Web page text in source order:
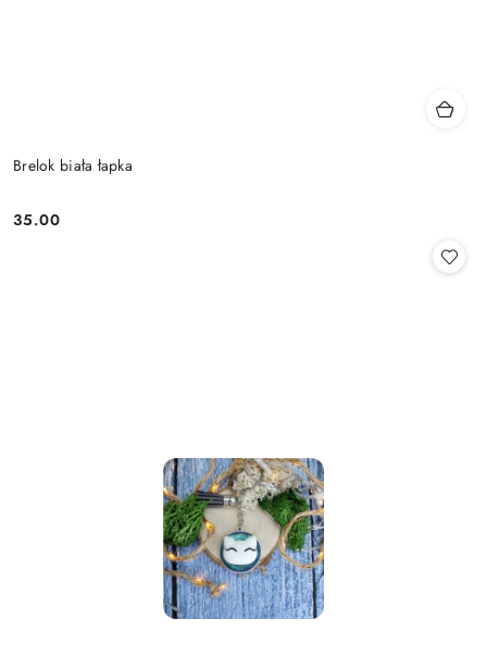
Brelok biała łapka
Cena:
35.00